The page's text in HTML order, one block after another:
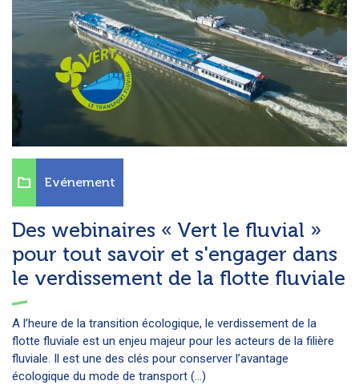
Des webinaires « Vert le fluvial »
pour tout savoir et s'engager dans
le verdissement de la flotte fluviale
A l’heure de la transition écologique, le verdissement de la
flotte fluviale est un enjeu majeur pour les acteurs de la filière
fluviale. Il est une des clés pour conserver l’avantage
écologique du mode de transport (...)
Evénement